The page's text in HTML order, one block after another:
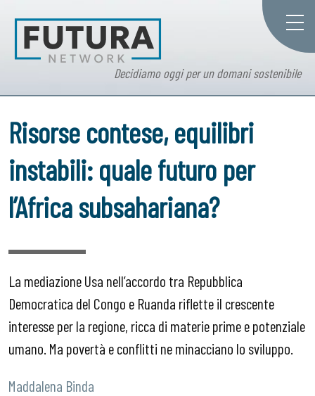
Decidiamo oggi per un domani sostenibile
Risorse contese, equilibri
instabili: quale futuro per
l’Africa subsahariana?
La mediazione Usa nell’accordo tra Repubblica
Democratica del Congo e Ruanda riflette il crescente
interesse per la regione, ricca di materie prime e potenziale
umano. Ma povertà e conflitti ne minacciano lo sviluppo.
Maddalena Binda